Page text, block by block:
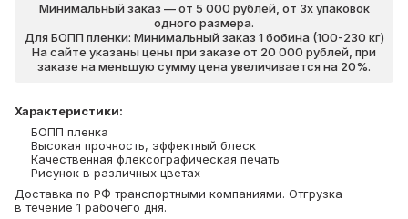
Минимальный заказ — от 5 000 рублей, от 3х упаковок
одного размера.
Для БОПП пленки: Минимальный заказ 1 бобина (100-230 кг)
На сайте указаны цены при заказе от 20 000 рублей, при
заказе на меньшую сумму цена увеличивается на 20%.
Характеристики:
БОПП пленка
Высокая прочность, эффектный блеск
Качественная флексографическая печать
Рисунок в различных цветах
Доставка по РФ транспортными компаниями. Отгрузка
в течение 1 рабочего дня.